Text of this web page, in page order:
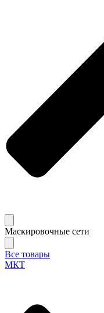
Маскировочные сети
Все товары
МКТ